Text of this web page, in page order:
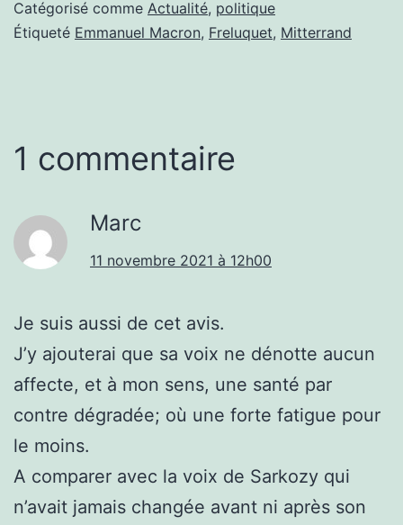
Catégorisé comme Actualité, politique
Étiqueté Emmanuel Macron, Freluquet, Mitterrand
1 commentaire
Marc
11 novembre 2021 à 12h00
Je suis aussi de cet avis.
J’y ajouterai que sa voix ne dénotte aucun
affecte, et à mon sens, une santé par
contre dégradée; où une forte fatigue pour
le moins.
A comparer avec la voix de Sarkozy qui
n’avait jamais changée avant ni après son